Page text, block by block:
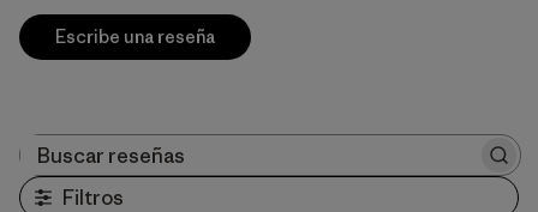
Escribe una reseña
Filtros